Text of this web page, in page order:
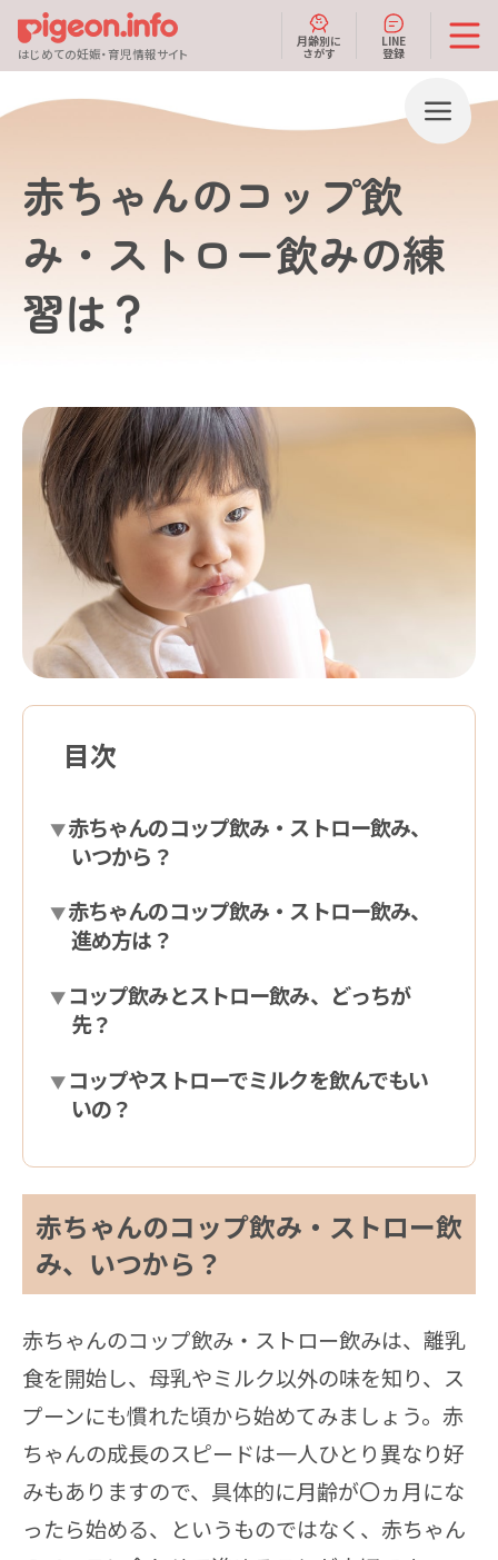
はじめての妊娠・育児情報サイト
月齢別に
さがす
LINE
登録
赤ちゃんのコップ飲
み・ストロー飲みの練
習は？
目次
赤ちゃんのコップ飲み・ストロー飲み、
いつから？
赤ちゃんのコップ飲み・ストロー飲み、
進め方は？
コップ飲みとストロー飲み、どっちが
先？
コップやストローでミルクを飲んでもい
いの？
赤ちゃんのコップ飲み・ストロー飲
み、いつから？
赤ちゃんのコップ飲み・ストロー飲みは、離乳
食を開始し、母乳やミルク以外の味を知り、ス
プーンにも慣れた頃から始めてみましょう。赤
ちゃんの成長のスピードは一人ひとり異なり好
みもありますので、具体的に月齢が〇ヵ月にな
ったら始める、というものではなく、赤ちゃん